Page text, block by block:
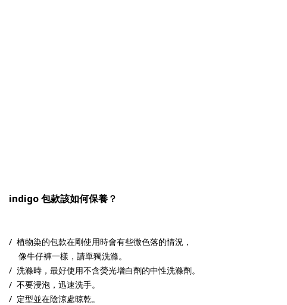
indigo 包款該如何保養？
/ 植物染的包款在剛使用時會有些微色落的情況，
像牛仔褲一樣，請單獨洗滌。
/ 洗滌時，最好使用不含熒光增白劑的中性洗滌劑。
/ 不要浸泡，迅速洗手。
/ 定型並在陰涼處晾乾。